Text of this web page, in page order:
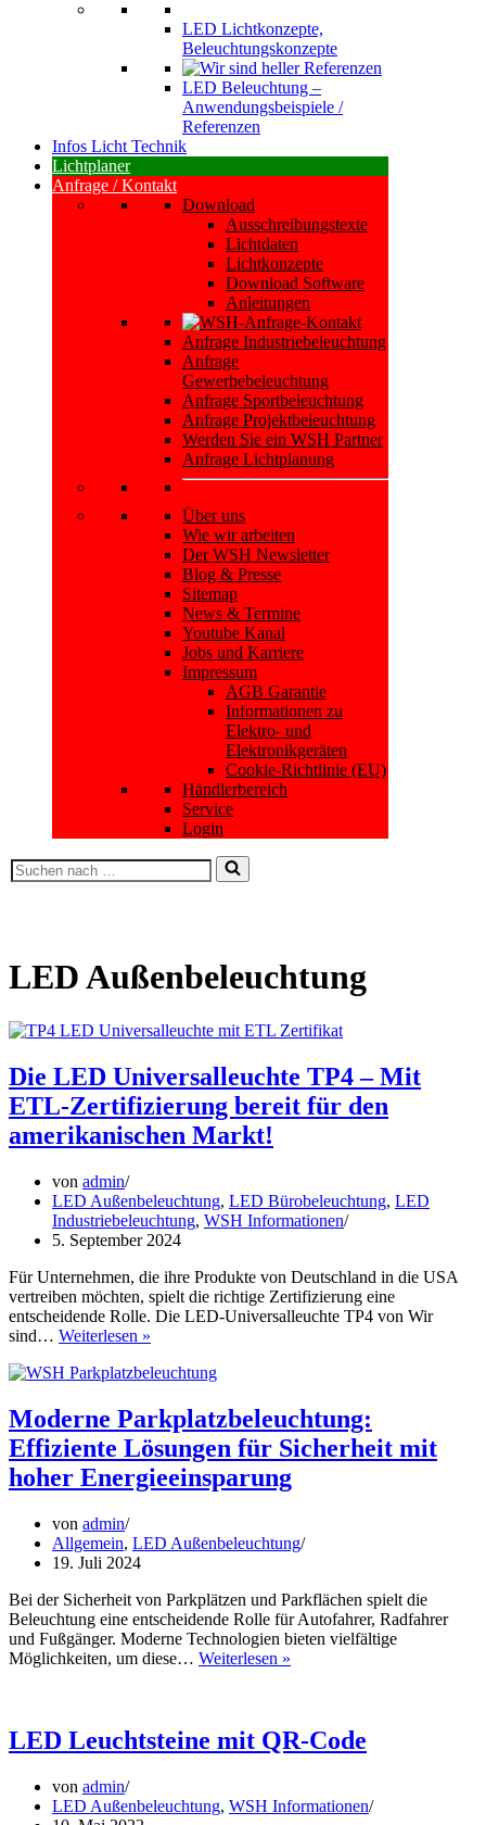
LED Lichtkonzepte,
Beleuchtungskonzepte
LED Beleuchtung –
Anwendungsbeispiele /
Referenzen
Infos Licht Technik
Lichtplaner
Anfrage / Kontakt
Download
Ausschreibungstexte
Lichtdaten
Lichtkonzepte
Download Software
Anleitungen
Anfrage Industriebeleuchtung
Anfrage
Gewerbebeleuchtung
Anfrage Sportbeleuchtung
Anfrage Projektbeleuchtung
Werden Sie ein WSH Partner
Anfrage Lichtplanung
Über uns
Wie wir arbeiten
Der WSH Newsletter
Blog & Presse
Sitemap
News & Termine
Youtube Kanal
Jobs und Karriere
Impressum
AGB Garantie
Informationen zu
Elektro- und
Elektronikgeräten
Cookie-Richtlinie (EU)
Händlerbereich
Service
Login
Suchen
nach …
LED Außenbeleuchtung
Die LED Universalleuchte TP4 – Mit
ETL-Zertifizierung bereit für den
amerikanischen Markt!
von admin
LED Außenbeleuchtung, LED Bürobeleuchtung, LED
Industriebeleuchtung, WSH Informationen
5. September 2024
Für Unternehmen, die ihre Produkte von Deutschland in die USA
vertreiben möchten, spielt die richtige Zertifizierung eine
entscheidende Rolle. Die LED-Universalleuchte TP4 von Wir
sind… Weiterlesen »
Universalleuchte
–
Mit
ETL-
Zertifizierung
bereit
amerikanischen
Moderne Parkplatzbeleuchtung:
Effiziente Lösungen für Sicherheit mit
hoher Energieeinsparung
von admin
Allgemein, LED Außenbeleuchtung
19. Juli 2024
Bei der Sicherheit von Parkplätzen und Parkflächen spielt die
Beleuchtung eine entscheidende Rolle für Autofahrer, Radfahrer
und Fußgänger. Moderne Technologien bieten vielfältige
Möglichkeiten, um diese… Weiterlesen »
für
Sicherheit
Energieeinsparung
LED Leuchtsteine mit QR-Code
von admin
LED Außenbeleuchtung, WSH Informationen